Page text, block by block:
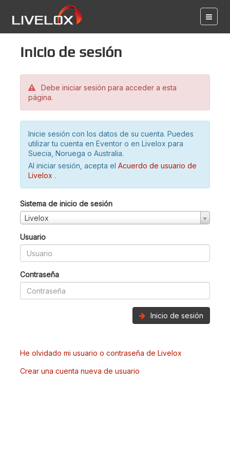
Inicio de sesión
Debe iniciar sesión para acceder a esta
página.
Inicie sesión con los datos de su cuenta. Puedes
utilizar tu cuenta en Eventor o en Livelox para
Suecia, Noruega o Australia.
Al iniciar sesión, acepta el Acuerdo de usuario de
Livelox .
Sistema de inicio de sesión
Livelox
Usuario
Contraseña
Inicio de sesión
He olvidado mi usuario o contraseña de Livelox
Crear una cuenta nueva de usuario